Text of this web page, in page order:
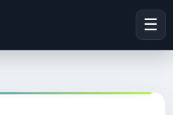
☰